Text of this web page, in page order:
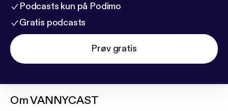
Podcasts kun på Podimo
Gratis podcasts
Prøv gratis
OmVANNYCAST